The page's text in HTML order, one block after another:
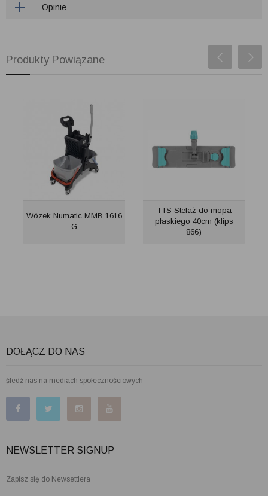
Opinie
Produkty Powiązane
Wózek Numatic MMB 1616
G
TTS Stelaż do mopa
płaskiego 40cm (klips
866)
DOŁĄCZ DO NAS
śledź nas na mediach społecznościowych
NEWSLETTER SIGNUP
Zapisz się do Newsettlera